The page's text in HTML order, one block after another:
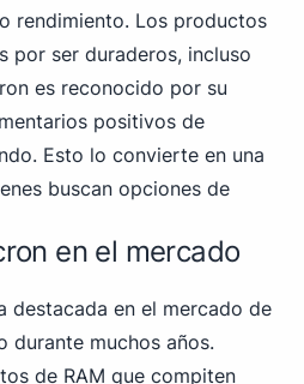
rendimiento. Los productos
por ser duraderos, incluso
es reconocido por su
positivos de
Esto lo convierte en una
buscan opciones de
en el mercado
destacada en el mercado de
durante muchos años.
de RAM que compiten